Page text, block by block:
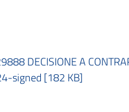
DECISIONE A
signed [182 KB]